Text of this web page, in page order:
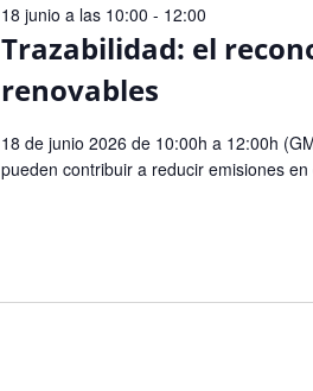
Trazabilidad: el
renovables
18 junio a las 10:00 - 12:00
18 de junio 2026 de 10:00h a 12:00h
pueden contribuir a reducir emisiones